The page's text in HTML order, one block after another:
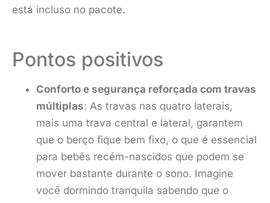
está incluso no pacote.
Pontos positivos
Conforto e segurança reforçada com travas
múltiplas: As travas nas quatro laterais,
mais uma trava central e lateral, garantem
que o berço fique bem fixo, o que é essencial
para bebês recém-nascidos que podem se
mover bastante durante o sono. Imagine
você dormindo tranquila sabendo que o